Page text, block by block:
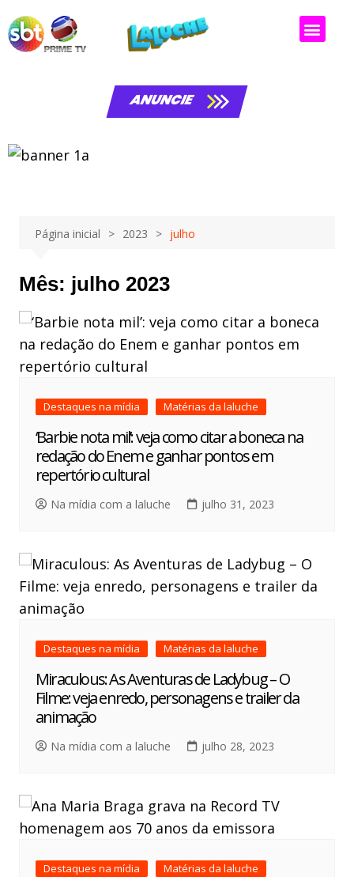
ANUNCIE
Página inicial 2023 julho
Mês: julho 2023
Destaques na mídia Matérias da laluche
‘Barbie nota mil’: veja como citar a boneca na
redação do Enem e ganhar pontos em
repertório cultural
Na mídia com a laluche julho 31, 2023
Destaques na mídia Matérias da laluche
Miraculous: As Aventuras de Ladybug – O
Filme: veja enredo, personagens e trailer da
animação
Na mídia com a laluche julho 28, 2023
Destaques na mídia Matérias da laluche